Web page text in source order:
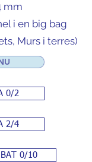
mm
i en big bag
Murs i terres)
0/2
2/4
0/10